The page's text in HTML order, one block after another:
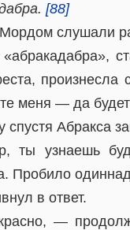
[88]
слушали
«абракадабра»,
меня — да будет
спустя Абракса
ты узнаешь
Пробило
в ответ.
—